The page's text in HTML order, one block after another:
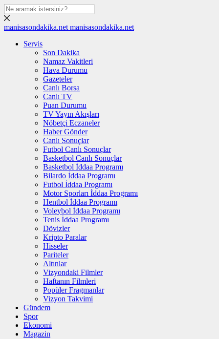
manisasondakika.net manisasondakika.net
Servis
Son Dakika
Namaz Vakitleri
Hava Durumu
Gazeteler
Canlı Borsa
Canlı TV
Puan Durumu
TV Yayın Akışları
Nöbetçi Eczaneler
Haber Gönder
Canlı Sonuçlar
Futbol Canlı Sonuçlar
Basketbol Canlı Sonuçlar
Basketbol İddaa Programı
Bilardo İddaa Programı
Futbol İddaa Programı
Motor Sporları İddaa Programı
Hentbol İddaa Programı
Voleybol İddaa Programı
Tenis İddaa Programı
Dövizler
Kripto Paralar
Hisseler
Pariteler
Altınlar
Vizyondaki Filmler
Haftanın Filmleri
Popüler Fragmanlar
Vizyon Takvimi
Gündem
Spor
Ekonomi
Magazin